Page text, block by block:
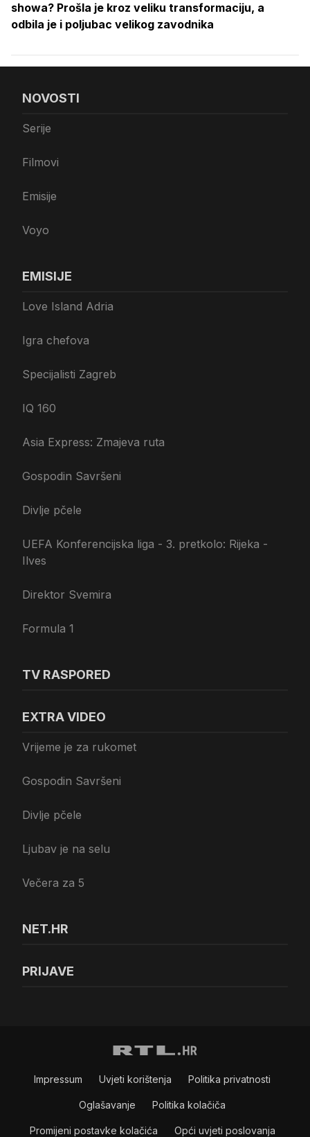
showa? Prošla je kroz veliku transformaciju, a
odbila je i poljubac velikog zavodnika
NOVOSTI
Serije
Filmovi
Emisije
Voyo
EMISIJE
Love Island Adria
Igra chefova
Specijalisti Zagreb
IQ 160
Asia Express: Zmajeva ruta
Gospodin Savršeni
Divlje pčele
UEFA Konferencijska liga - 3. pretkolo: Rijeka -
Ilves
Direktor Svemira
Formula 1
TV RASPORED
EXTRA VIDEO
Vrijeme je za rukomet
Gospodin Savršeni
Divlje pčele
Ljubav je na selu
Večera za 5
NET.HR
PRIJAVE
Impressum Uvjeti korištenja Politika privatnosti
Oglašavanje Politika kolačiča
Promijeni postavke kolačića Opći uvjeti poslovanja